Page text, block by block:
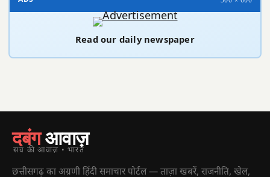
Read our daily newspaper
दबंगआवाज़
सच की आवाज़ • भारत
छत्तीसगढ़ का अग्रणी हिंदी समाचार पोर्टल — ताज़ा खबरें, राजनीति, खेल,